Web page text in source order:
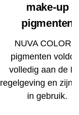
make-up
pigmenten
NUVA
pigmenten
volledig aan de
regelgeving en zijn
in gebruik.